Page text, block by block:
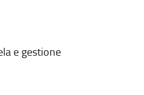
e gestione